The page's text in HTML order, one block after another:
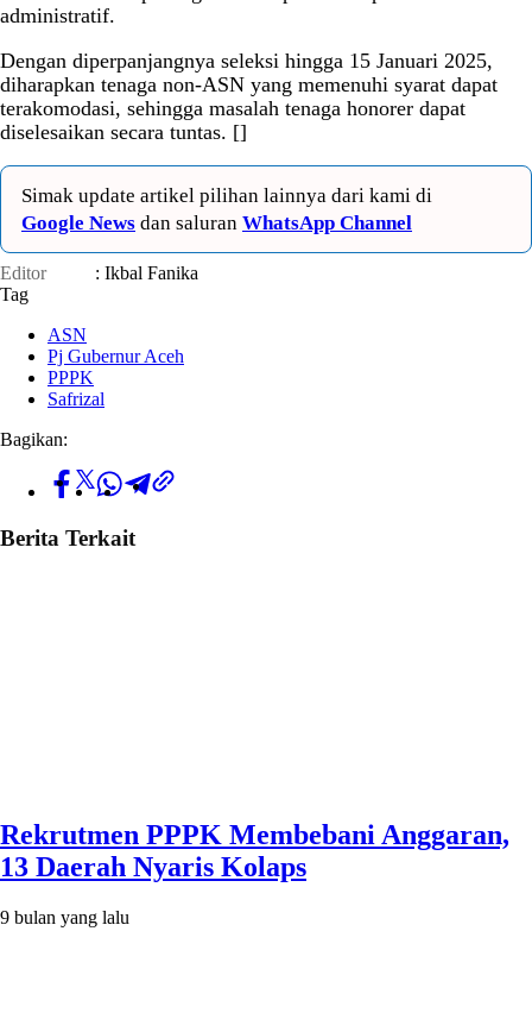
administratif.
Dengan diperpanjangnya seleksi hingga 15 Januari 2025,
diharapkan tenaga non-ASN yang memenuhi syarat dapat
terakomodasi, sehingga masalah tenaga honorer dapat
diselesaikan secara tuntas. []
Simak update artikel pilihan lainnya dari kami di
Google News dan saluran WhatsApp Channel
Editor
: Ikbal Fanika
Tag
ASN
Pj Gubernur Aceh
PPPK
Safrizal
Bagikan:
Berita Terkait
Rekrutmen PPPK Membebani Anggaran,
13 Daerah Nyaris Kolaps
9 bulan yang lalu